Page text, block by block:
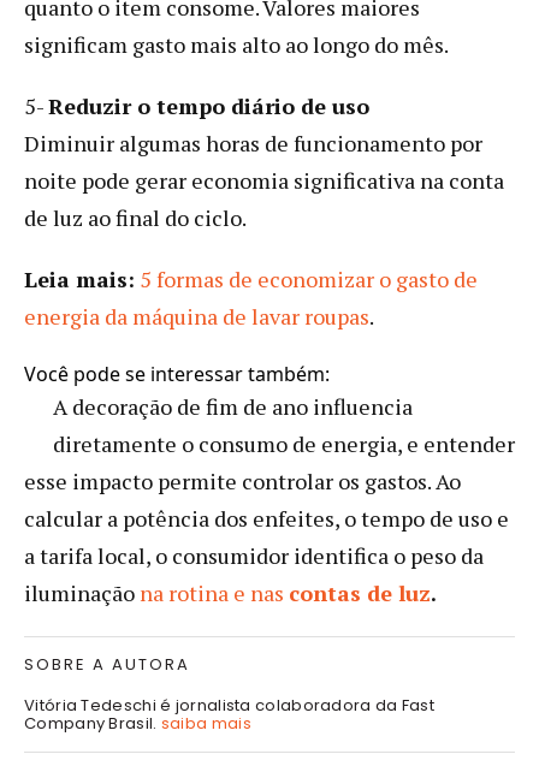
quanto o item consome. Valores maiores
significam gasto mais alto ao longo do mês.
5-Reduzir o tempo diário de uso
Diminuir algumas horas de funcionamento por
noite pode gerar economia significativa na conta
de luz ao final do ciclo.
Leia mais: 5 formas de economizar o gasto de
energia da máquina de lavar roupas.
Você pode se interessar também:
A decoração de fim de ano influencia
diretamente o consumo de energia, e entender
esse impacto permite controlar os gastos. Ao
calcular a potência dos enfeites, o tempo de uso e
a tarifa local, o consumidor identifica o peso da
iluminação na rotina e nas contas de luz.
SOBRE A AUTORA
Vitória Tedeschi é jornalista colaboradora da Fast
Company Brasil. saiba mais